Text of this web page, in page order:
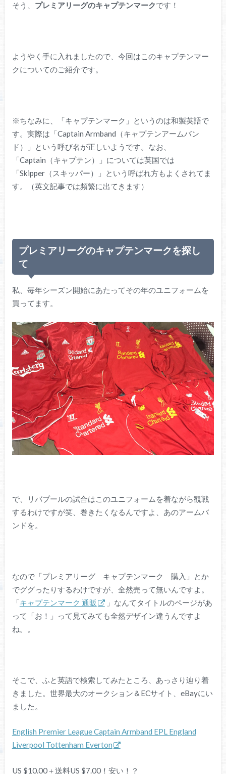
そう、 プレミアリーグのキャプテンマークです！
ようやく手に入れましたので、今回はこのキャプテンマー
クについてのご紹介です。
※ちなみに、「キャプテンマーク」というのは和製英語で
す。実際は「Captain Armband（キャプテンアームバン
ド）」という呼び名が正しいようです。なお、
「Captain（キャプテン）」については英国では
「Skipper（スキッパー）」という呼ばれ方もよくされてま
す。（英文記事では頻繁に出てきます）
プレミアリーグのキャプテンマークを探し
て
私、毎年シーズン開始にあたってその年のユニフォームを
買ってます。
で、リバプールの試合はこのユニフォームを着ながら観戦
するわけですが笑、巻きたくなるんですよ、あのアームバ
ンドを。
なので「プレミアリーグ キャプテンマーク 購入」とか
でググったりするわけですが、全然売って無いんですよ。
「キャプテンマーク 通販
」なんてタイトルのページがあ
って「お！」って見てみても全然デザイン違うんですよ
ね。。
そこで、ふと英語で検索してみたところ、あっさり辿り着
きました。世界最大のオークション＆ECサイト、eBayにい
ました。
English Premier League Captain Armband EPL England
Liverpool Tottenham Everton
US $10.00＋送料US $7.00！安い！？